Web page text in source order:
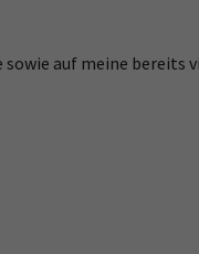
auf meine bereits